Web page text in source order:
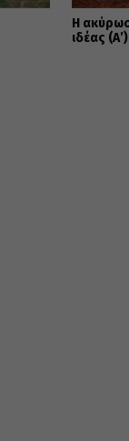
Η
ιδέας (Α’)